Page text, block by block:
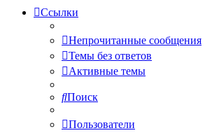
Ссылки
Непрочитанные сообщения
Темы без ответов
Активные темы
Поиск
Пользователи